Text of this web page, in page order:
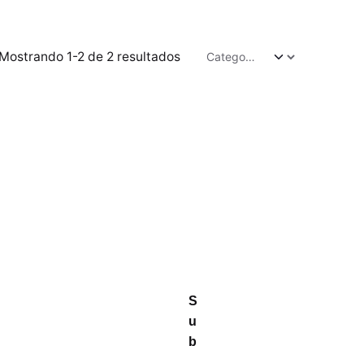
Mostrando 1-2 de 2 resultados
S
u
b